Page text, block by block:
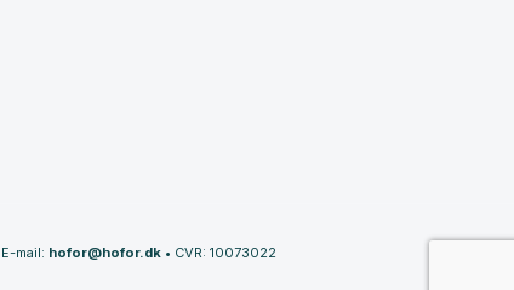
E-mail: hofor@hofor.dk • CVR: 10073022